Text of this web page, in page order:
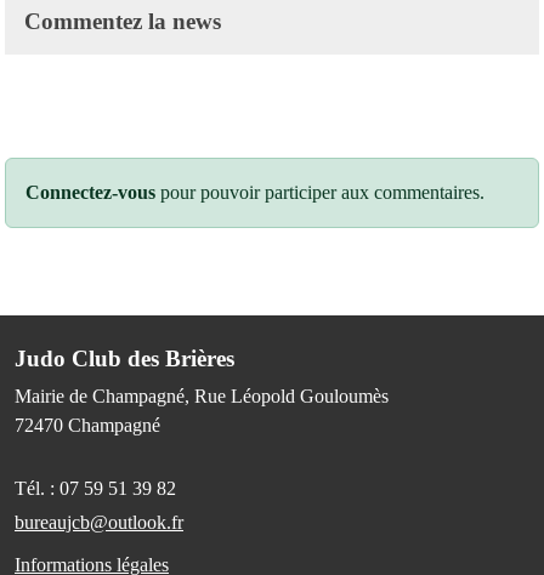
Commentez la news
Connectez-vous pour pouvoir participer aux commentaires.
Judo Club des Brières
Mairie de Champagné, Rue Léopold Gouloumès
72470 Champagné
Tél. : 07 59 51 39 82
bureaujcb@outlook.fr
Informations légales